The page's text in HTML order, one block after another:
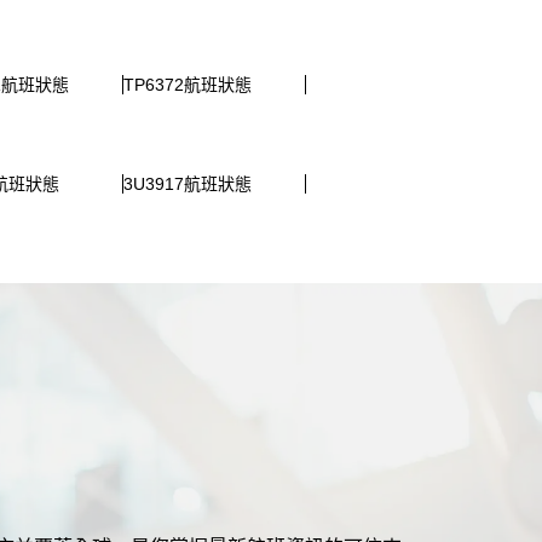
班狀態
TP6372航班狀態
班狀態
3U3917航班狀態